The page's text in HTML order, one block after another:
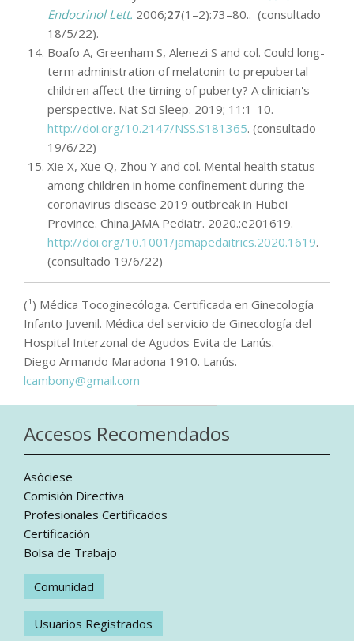
Endocrinol Lett. 2006;27(1–2):73–80.. (consultado
18/5/22).
Boafo A, Greenham S, Alenezi S and col. Could long-
term administration of melatonin to prepubertal
children affect the timing of puberty? A clinician's
perspective. Nat Sci Sleep. 2019; 11:1-10.
http://doi.org/10.2147/NSS.S181365. (consultado
19/6/22)
Xie X, Xue Q, Zhou Y and col. Mental health status
among children in home confinement during the
coronavirus disease 2019 outbreak in Hubei
Province. China.JAMA Pediatr. 2020.:e201619.
http://doi.org/10.1001/jamapedaitrics.2020.1619.
(consultado 19/6/22)
(¹) Médica Tocoginecóloga. Certificada en Ginecología
Infanto Juvenil. Médica del servicio de Ginecología del
Hospital Interzonal de Agudos Evita de Lanús.
Diego Armando Maradona 1910. Lanús.
lcambony@gmail.com
Accesos Recomendados
Asóciese
Comisión Directiva
Profesionales Certificados
Certificación
Bolsa de Trabajo
Comunidad
Usuarios Registrados